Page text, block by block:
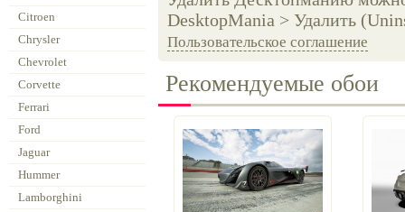
Citroen
Chrysler
Chevrolet
Corvette
Ferrari
Ford
Jaguar
Hummer
Lamborghini
DesktopMania > Удалить
Пользовательское соглашение
Рекомендуемые обои